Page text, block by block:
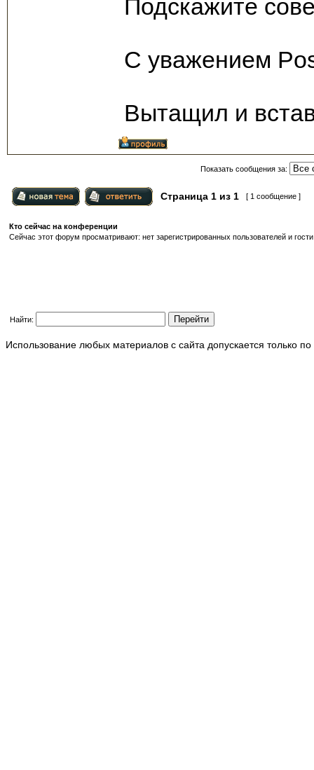
Подскажите
С уважением
Вытащил и
Показать сообщения за:
Страница 1 из 1 [ 1 сообщение ]
Кто сейчас на конференции
Сейчас этот форум просматривают: нет зарегистрированных пользователей и
Найти:
Использование любых материалов с сайта допускается только